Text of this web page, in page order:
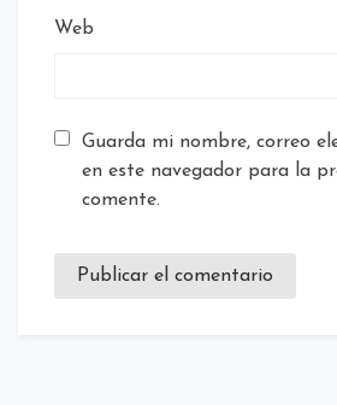
Web
Guarda mi nombre, correo
en este navegador para la
comente.